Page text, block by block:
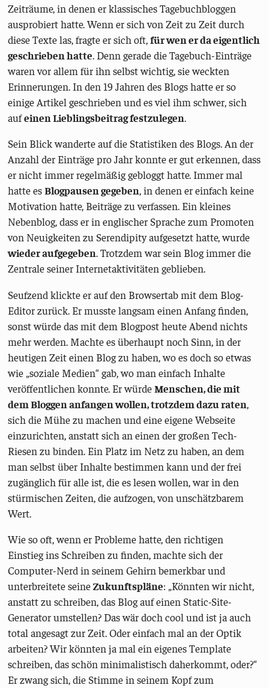
Zeiträume, in denen er klassisches Tagebuchbloggen
ausprobiert hatte. Wenn er sich von Zeit zu Zeit durch
diese Texte las, fragte er sich oft,für wen er da eigentlich
geschrieben hatte. Denn gerade die Tagebuch-Einträge
waren vor allem für ihn selbst wichtig, sie weckten
Erinnerungen. In den 19 Jahren des Blogs hatte er so
einige Artikel geschrieben und es viel ihm schwer, sich
aufeinen Lieblingsbeitrag festzulegen.
Sein Blick wanderte auf die Statistiken des Blogs. An der
Anzahl der Einträge pro Jahr konnte er gut erkennen, dass
er nicht immer regelmäßig gebloggt hatte. Immer mal
hatte esBlogpausen gegeben, in denen er einfach keine
Motivation hatte, Beiträge zu verfassen. Ein kleines
Nebenblog, dass er in englischer Sprache zum Promoten
von Neuigkeiten zu Serendipity aufgesetzt hatte, wurde
wieder aufgegeben. Trotzdem war sein Blog immer die
Zentrale seiner Internetaktivitäten geblieben.
Seufzend klickte er auf den Browsertab mit dem Blog-
Editor zurück. Er musste langsam einen Anfang finden,
sonst würde das mit dem Blogpost heute Abend nichts
mehr werden. Machte es überhaupt noch Sinn, in der
heutigen Zeit einen Blog zu haben, wo es doch so etwas
wie „soziale Medien“ gab, wo man einfach Inhalte
veröffentlichen konnte. Er würdeMenschen, die mit
dem Bloggen anfangen wollen, trotzdem dazu raten,
sich die Mühe zu machen und eine eigene Webseite
einzurichten, anstatt sich an einen der großen Tech-
Riesen zu binden. Ein Platz im Netz zu haben, an dem
man selbst über Inhalte bestimmen kann und der frei
zugänglich für alle ist, die es lesen wollen, war in den
stürmischen Zeiten, die aufzogen, von unschätzbarem
Wert.
Wie so oft, wenn er Probleme hatte, den richtigen
Einstieg ins Schreiben zu finden, machte sich der
Computer-Nerd in seinem Gehirn bemerkbar und
unterbreitete seineZukunftspläne: „Könnten wir nicht,
anstatt zu schreiben, das Blog auf einen Static-Site-
Generator umstellen? Das wär doch cool und ist ja auch
total angesagt zur Zeit. Oder einfach mal an der Optik
arbeiten? Wir könnten ja mal ein eigenes Template
schreiben, das schön minimalistisch daherkommt, oder?“
Er zwang sich, die Stimme in seinem Kopf zum